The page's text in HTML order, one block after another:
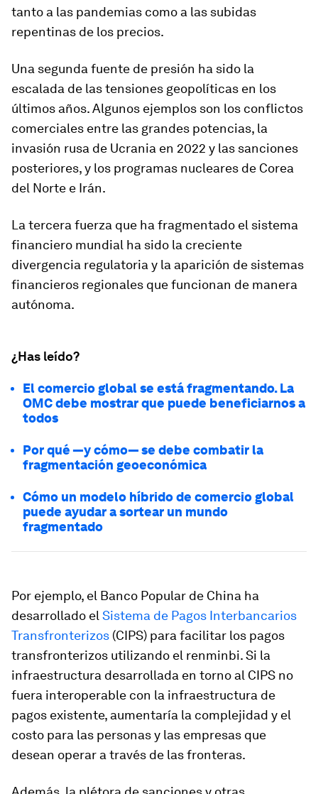
tanto a las pandemias como a las subidas
repentinas de los precios.
Una segunda fuente de presión ha sido la
escalada de las tensiones geopolíticas en los
últimos años. Algunos ejemplos son los conflictos
comerciales entre las grandes potencias, la
invasión rusa de Ucrania en 2022 y las sanciones
posteriores, y los programas nucleares de Corea
del Norte e Irán.
La tercera fuerza que ha fragmentado el sistema
financiero mundial ha sido la creciente
divergencia regulatoria y la aparición de sistemas
financieros regionales que funcionan de manera
autónoma.
¿Has leído?
El comercio global se está fragmentando. La
OMC debe mostrar que puede beneficiarnos a
todos
Por qué —y cómo— se debe combatir la
fragmentación geoeconómica
Cómo un modelo híbrido de comercio global
puede ayudar a sortear un mundo
fragmentado
Por ejemplo, el Banco Popular de China ha
desarrollado el Sistema de Pagos Interbancarios
Transfronterizos (CIPS) para facilitar los pagos
transfronterizos utilizando el renminbi. Si la
infraestructura desarrollada en torno al CIPS no
fuera interoperable con la infraestructura de
pagos existente, aumentaría la complejidad y el
costo para las personas y las empresas que
desean operar a través de las fronteras.